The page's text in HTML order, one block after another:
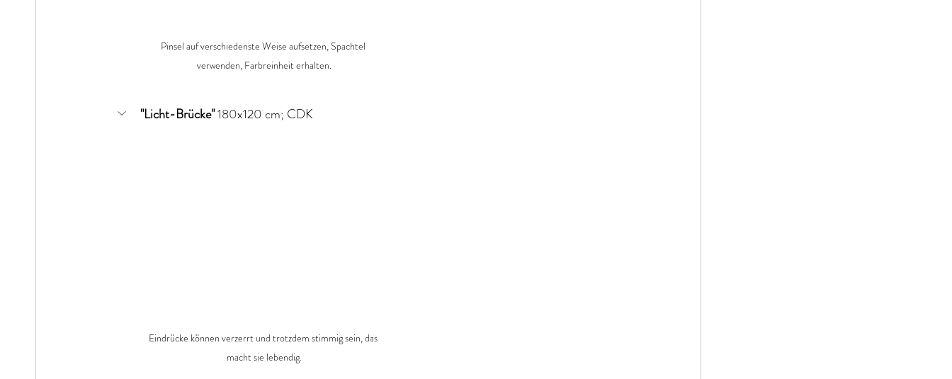
Pinsel auf verschiedenste Weise aufsetzen, Spachtel
verwenden, Farbreinheit erhalten.
"Licht-Brücke" 180x120 cm; CDK
Eindrücke können verzerrt und trotzdem stimmig sein, das
macht sie lebendig.